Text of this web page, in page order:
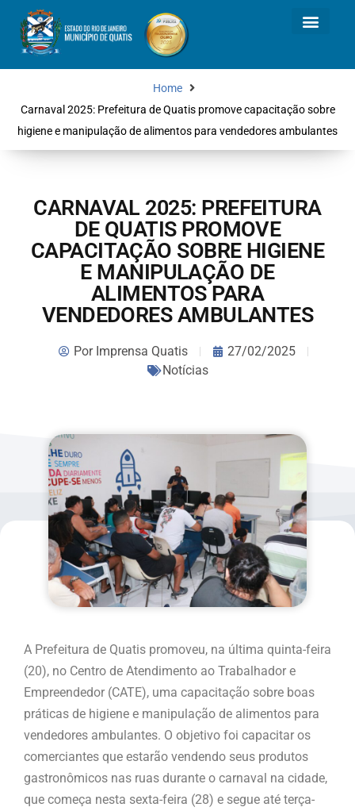
Home
Carnaval 2025: Prefeitura de Quatis promove capacitação sobre
higiene e manipulação de alimentos para vendedores ambulantes
CARNAVAL 2025: PREFEITURA
DE QUATIS PROMOVE
CAPACITAÇÃO SOBRE HIGIENE
E MANIPULAÇÃO DE
ALIMENTOS PARA
VENDEDORES AMBULANTES
PorImprensa Quatis
27/02/2025
Notícias
A Prefeitura de Quatis promoveu, na última quinta-feira
(20), no Centro de Atendimento ao Trabalhador e
Empreendedor (CATE), uma capacitação sobre boas
práticas de higiene e manipulação de alimentos para
vendedores ambulantes. O objetivo foi capacitar os
comerciantes que estarão vendendo seus produtos
gastronômicos nas ruas durante o carnaval na cidade,
que começa nesta sexta-feira (28) e segue até terça-